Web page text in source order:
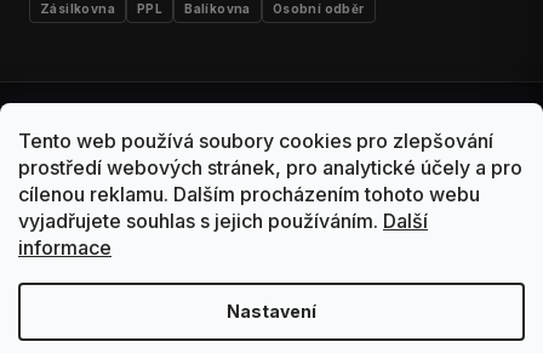
Tento web používá soubory cookies pro zlepšování
prostředí webových stránek, pro analytické účely a pro
cílenou reklamu. Dalším procházením tohoto webu
vyjadřujete souhlas s jejich používáním. Další
informace
Nastavení
Zásilkovna PPL Balíkovna Osobní odběr
Výdejní místo MalešiceReklamaceVrácení zboží
Ochrana osobních údajů
Tato stránka používá cookies